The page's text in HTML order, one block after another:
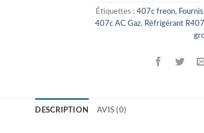
Étiquettes : 407c freon,
407c AC Gaz, Réfrigérant
DESCRIPTION AVIS (0)